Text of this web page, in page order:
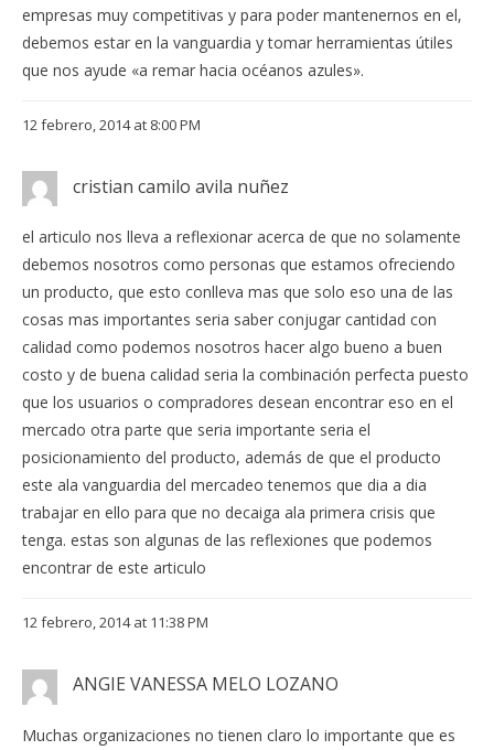
empresas muy competitivas y para poder mantenernos en el,
debemos estar en la vanguardia y tomar herramientas útiles
que nos ayude «a remar hacia océanos azules».
12 febrero, 2014 at 8:00 PM
cristian camilo avila nuñez
el articulo nos lleva a reflexionar acerca de que no solamente
debemos nosotros como personas que estamos ofreciendo
un producto, que esto conlleva mas que solo eso una de las
cosas mas importantes seria saber conjugar cantidad con
calidad como podemos nosotros hacer algo bueno a buen
costo y de buena calidad seria la combinación perfecta puesto
que los usuarios o compradores desean encontrar eso en el
mercado otra parte que seria importante seria el
posicionamiento del producto, además de que el producto
este ala vanguardia del mercadeo tenemos que dia a dia
trabajar en ello para que no decaiga ala primera crisis que
tenga. estas son algunas de las reflexiones que podemos
encontrar de este articulo
12 febrero, 2014 at 11:38 PM
ANGIE VANESSA MELO LOZANO
Muchas organizaciones no tienen claro lo importante que es